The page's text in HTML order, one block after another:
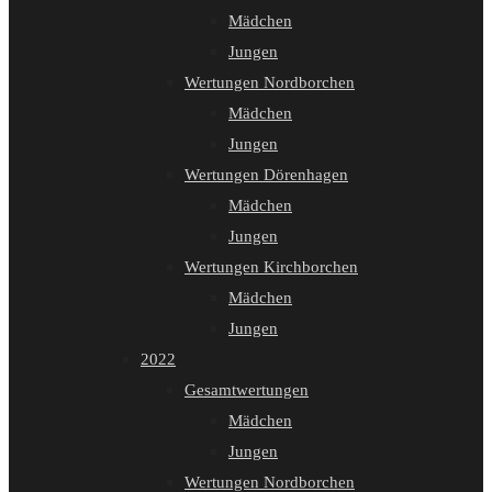
Mädchen
Jungen
Wertungen Nordborchen
Mädchen
Jungen
Wertungen Dörenhagen
Mädchen
Jungen
Wertungen Kirchborchen
Mädchen
Jungen
2022
Gesamtwertungen
Mädchen
Jungen
Wertungen Nordborchen